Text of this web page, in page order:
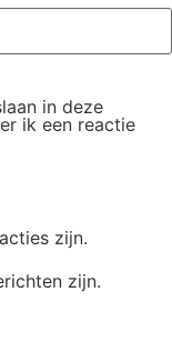
in deze
ik een reactie
zijn.
zijn.